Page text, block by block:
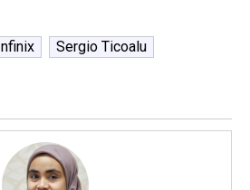
Infinix Sergio Ticoalu